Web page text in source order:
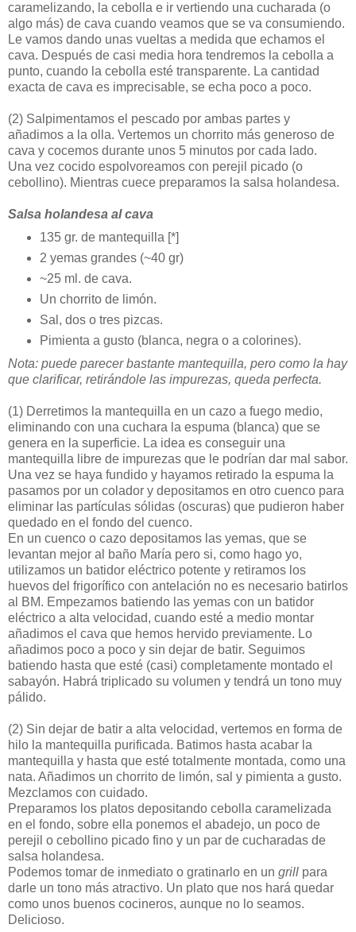
caramelizando, la cebolla e ir vertiendo una cucharada (o
algo más) de cava cuando veamos que se va consumiendo.
Le vamos dando unas vueltas a medida que echamos el
cava. Después de casi media hora tendremos la cebolla a
punto, cuando la cebolla esté transparente. La cantidad
exacta de cava es imprecisable, se echa poco a poco.
(2) Salpimentamos el pescado por ambas partes y
añadimos a la olla. Vertemos un chorrito más generoso de
cava y cocemos durante unos 5 minutos por cada lado.
Una vez cocido espolvoreamos con perejil picado (o
cebollino). Mientras cuece preparamos la salsa holandesa.
Salsa holandesa al cava
135 gr. de mantequilla [*]
2 yemas grandes (~40 gr)
~25 ml. de cava.
Un chorrito de limón.
Sal, dos o tres pizcas.
Pimienta a gusto (blanca, negra o a colorines).
Nota: puede parecer bastante mantequilla, pero como la hay
que clarificar, retirándole las impurezas, queda perfecta.
(1) Derretimos la mantequilla en un cazo a fuego medio,
eliminando con una cuchara la espuma (blanca) que se
genera en la superficie. La idea es conseguir una
mantequilla libre de impurezas que le podrían dar mal sabor.
Una vez se haya fundido y hayamos retirado la espuma la
pasamos por un colador y depositamos en otro cuenco para
eliminar las partículas sólidas (oscuras) que pudieron haber
quedado en el fondo del cuenco.
En un cuenco o cazo depositamos las yemas, que se
levantan mejor al baño María pero si, como hago yo,
utilizamos un batidor eléctrico potente y retiramos los
huevos del frigorífico con antelación no es necesario batirlos
al BM. Empezamos batiendo las yemas con un batidor
eléctrico a alta velocidad, cuando esté a medio montar
añadimos el cava que hemos hervido previamente. Lo
añadimos poco a poco y sin dejar de batir. Seguimos
batiendo hasta que esté (casi) completamente montado el
sabayón. Habrá triplicado su volumen y tendrá un tono muy
pálido.
(2) Sin dejar de batir a alta velocidad, vertemos en forma de
hilo la mantequilla purificada. Batimos hasta acabar la
mantequilla y hasta que esté totalmente montada, como una
nata. Añadimos un chorrito de limón, sal y pimienta a gusto.
Mezclamos con cuidado.
Preparamos los platos depositando cebolla caramelizada
en el fondo, sobre ella ponemos el abadejo, un poco de
perejil o cebollino picado fino y un par de cucharadas de
salsa holandesa.
Podemos tomar de inmediato o gratinarlo en un grill para
darle un tono más atractivo. Un plato que nos hará quedar
como unos buenos cocineros, aunque no lo seamos.
Delicioso.